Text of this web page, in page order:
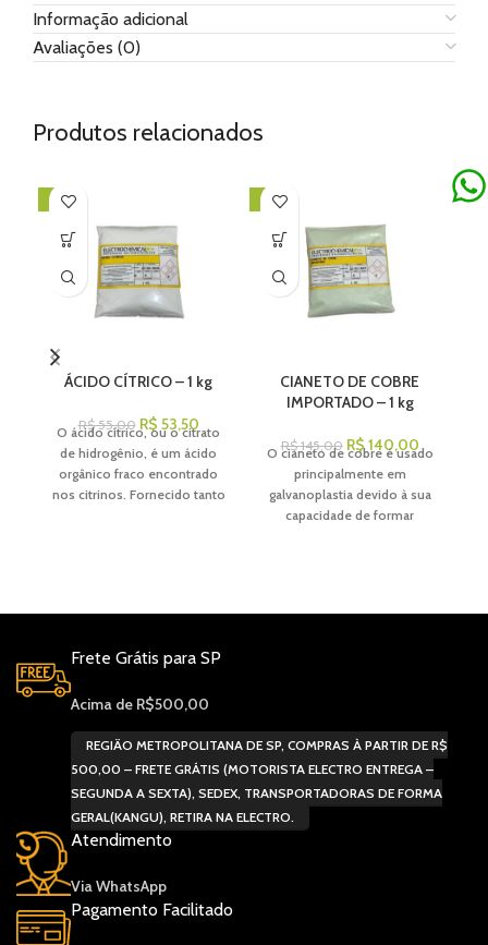
Informação adicional
Avaliações (0)
Produtos relacionados
-3%
ÁCIDO CÍTRICO – 1 kg
R$55,00 R$ 53,50
O ácido cítrico, ou o citrato
de hidrogênio, é um ácido
orgânico fraco encontrado
nos citrinos. Fornecido tanto
-3%
CIANETO DE COBRE
IMPORTADO – 1 kg
R$145,00 R$140,00
O cianeto de cobre é usado
principalmente em
galvanoplastia devido à sua
capacidade de formar
-
Frete Grátis para SP
Acima de R$500,00
REGIÃO METROPOLITANA DE SP, COMPRAS À PARTIR DE R$
500,00 – FRETE GRÁTIS (MOTORISTA ELECTRO ENTREGA –
SEGUNDA A SEXTA), SEDEX, TRANSPORTADORAS DE FORMA
GERAL(KANGU), RETIRA NA ELECTRO.
Atendimento
Via WhatsApp
Pagamento Facilitado